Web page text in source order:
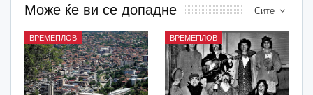
Сите
Може ќе ви се допадне
ВРЕМЕПЛОВ ВРЕМЕПЛОВ